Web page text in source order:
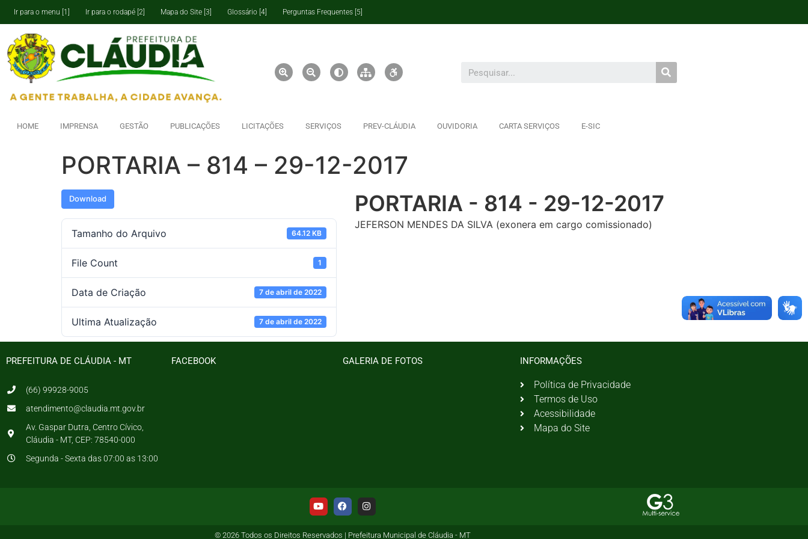
Ir para o menu [1] Ir para o rodapé [2] Mapa do Site [3] Glossário [4] Perguntas Frequentes [5]
HOME IMPRENSA GESTÃO PUBLICAÇÕES LICITAÇÕES SERVIÇOS PREV-CLÁUDIA OUVIDORIA CARTA SERVIÇOS E-SIC
PORTARIA – 814 – 29-12-2017
Download
Tamanho do Arquivo 64.12 KB
File Count 1
Data de Criação 7 de abril de 2022
Ultima Atualização 7 de abril de 2022
PORTARIA - 814 - 29-12-2017
JEFERSON MENDES DA SILVA (exonera em cargo comissionado)
PREFEITURA DE CLÁUDIA - MT
(66) 99928-9005
atendimento@claudia.mt.gov.br
Av. Gaspar Dutra, Centro Cívico,
Cláudia - MT, CEP: 78540-000
Segunda - Sexta das 07:00 as 13:00
FACEBOOK GALERIA DE FOTOS INFORMAÇÕES
Política de Privacidade
Termos de Uso
Acessibilidade
Mapa do Site
© 2026 Todos os Direitos Reservados | Prefeitura Municipal de Cláudia - MT